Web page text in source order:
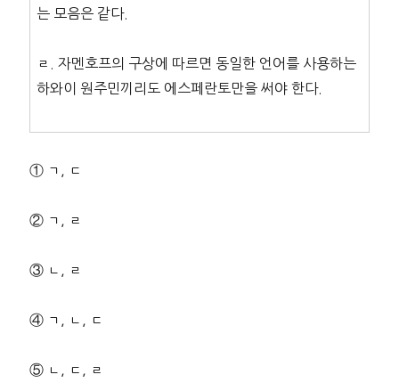
는 모음은 같다.
ㄹ. 자멘호프의 구상에 따르면 동일한 언어를 사용하는
하와이 원주민끼리도 에스페란토만을 써야 한다.
① ㄱ, ㄷ
② ㄱ, ㄹ
③ ㄴ, ㄹ
④ ㄱ, ㄴ, ㄷ
⑤ ㄴ, ㄷ, ㄹ